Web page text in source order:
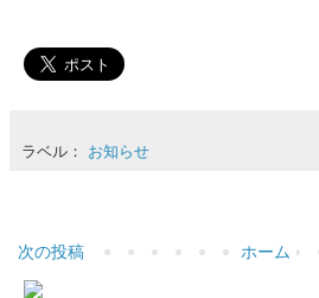
ラベル： お知らせ
次の投稿 ホーム